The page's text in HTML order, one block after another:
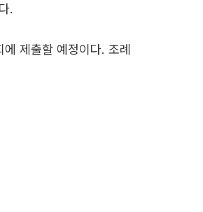
.
제출할 예정이다. 조례